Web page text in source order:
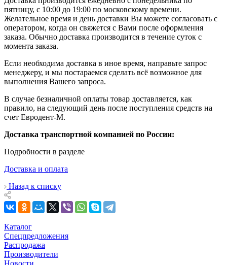
пятницу, с 10:00 до 19:00 по московскому времени.
Желательное время и день доставки Вы можете согласовать с
оператором, когда он свяжется с Вами после оформления
заказа. Обычно доставка производится в течение суток с
момента заказа.
Если необходима доставка в иное время, направьте запрос
менеджеру, и мы постараемся сделать всё возможное для
выполнения Вашего запроса.
В случае безналичной оплаты товар доставляется, как
правило, на следующий день после поступления средств на
счет Евродент-М.
Доставка транспортной компанией по России:
Подробности в разделе
Доставка и оплата
Назад к списку
Каталог
Спецпредложения
Распродажа
Производители